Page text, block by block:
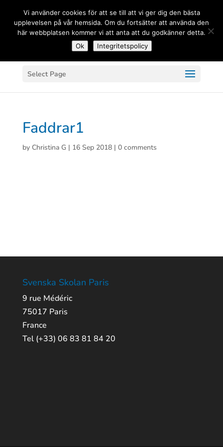
Select Page
Faddrar1
by Christina G | 16 Sep 2018| 0 comments
Svenska Skolan Paris
9 rue Médéric
75017 Paris
France
Tel (+33) 06 83 81 84 20
Vi använder cookies för att se till att vi ger dig den bästa
upplevelsen på vår hemsida. Om du fortsätter att använda den
här webbplatsen kommer vi att anta att du godkänner detta.
Ok
Integritetspolicy